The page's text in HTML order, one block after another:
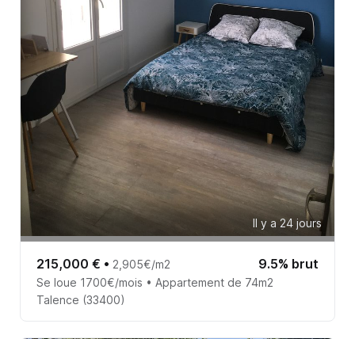
Il y a 24 jours
215,000 € • 2,905€/m2 9.5% brut
Se loue 1700€/mois • Appartement de 74m2
Talence (33400)